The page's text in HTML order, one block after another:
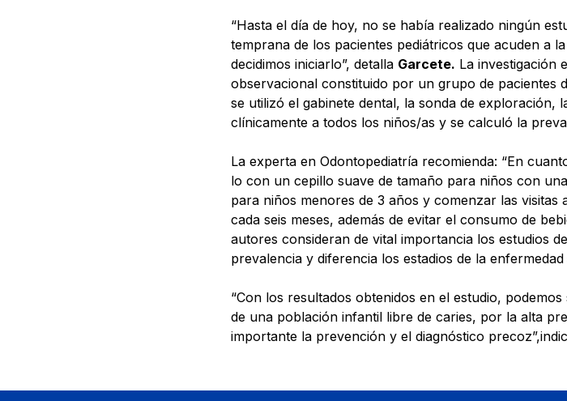
“Hasta el día de hoy, no se había realizado ningún
temprana de los pacientes pediátricos que acuden a
decidimos iniciarlo”, detalla Garcete. La investigación
observacional constituido por un grupo de pacientes
se utilizó el gabinete dental, la sonda de exploración,
clínicamente a todos los niños/as y se calculó la
La experta en Odontopediatría recomienda: “En
lo con un cepillo suave de tamaño para niños con
para niños menores de 3 años y comenzar las
cada seis meses, además de evitar el consumo de
autores consideran de vital importancia los estudios
prevalencia y diferencia los estadios de la
“Con los resultados obtenidos en el estudio,
de una población infantil libre de caries, por la alta
importante la prevención y el diagnóstico